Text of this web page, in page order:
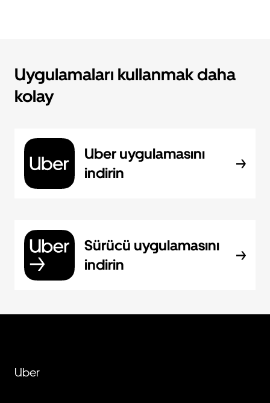
Uygulamaları kullanmak daha
kolay
Uber uygulamasını
indirin
Sürücü uygulamasını
indirin
Uber